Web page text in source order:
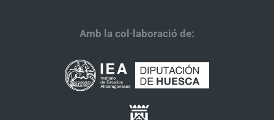
Amb la col·laboració de: